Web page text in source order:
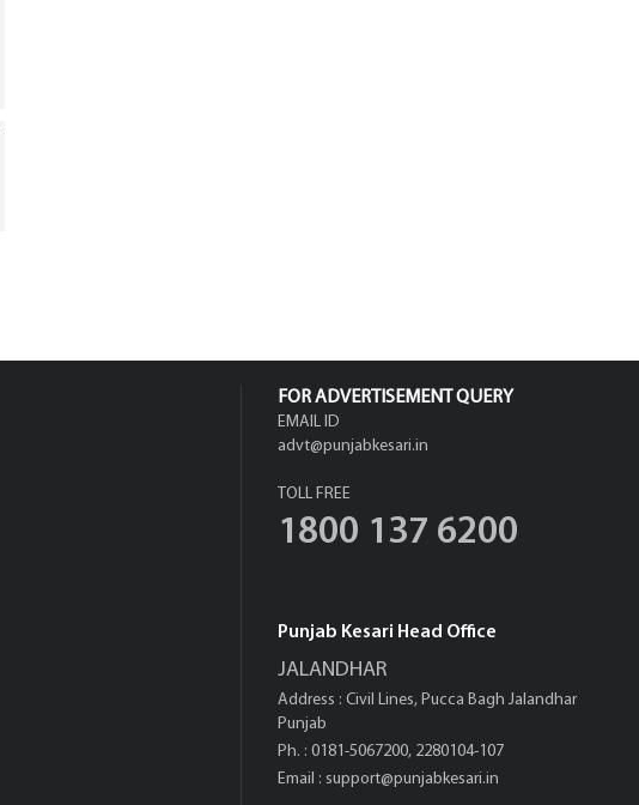
FOR ADVERTISEMENT QUERY
EMAIL ID
advt@punjabkesari.in
TOLL FREE
1800 137 6200
Punjab Kesari Head Office
JALANDHAR
Address : Civil Lines, Pucca Bagh Jalandhar
Punjab
Ph. : 0181-5067200, 2280104-107
Email : support@punjabkesari.in